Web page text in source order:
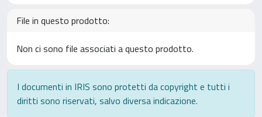
File in questo prodotto:
Non ci sono file associati a questo prodotto.
I documenti in IRIS sono protetti da copyright e tutti i
diritti sono riservati, salvo diversa indicazione.